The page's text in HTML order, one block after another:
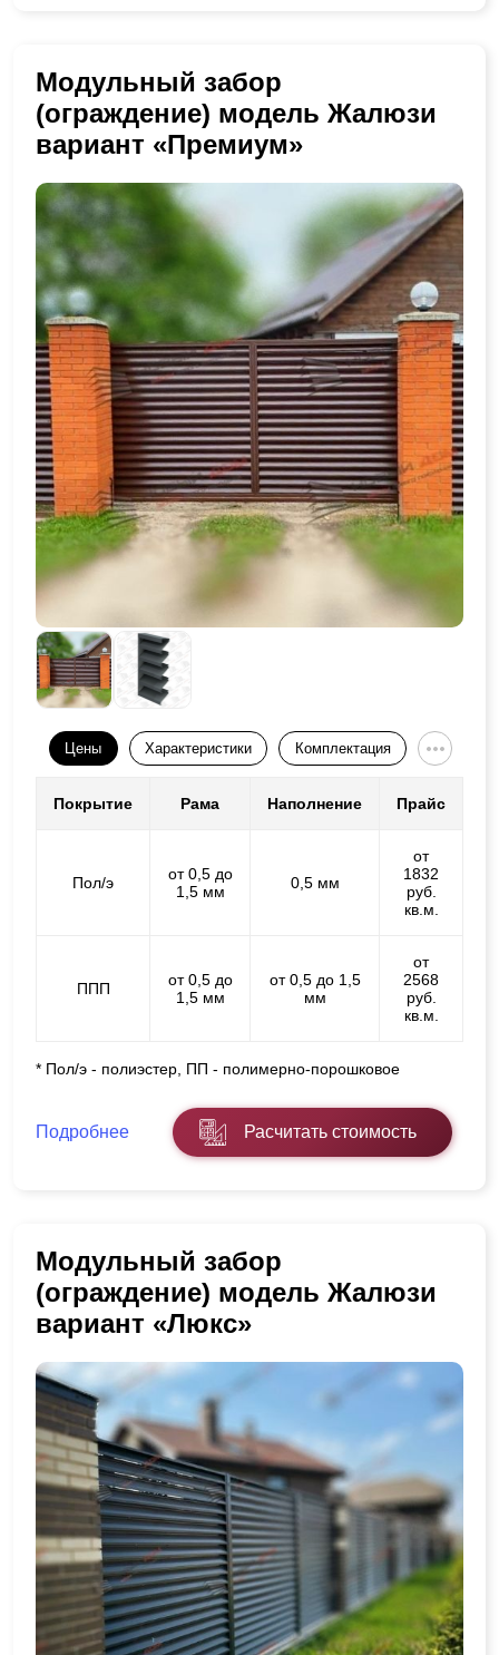
Модульный забор
(ограждение) модель Жалюзи
вариант «Премиум»
Цены Характеристики Комплектация
Покрытие Рама Наполнение Прайс
Пол/э
от 0,5 до
1,5 мм
0,5 мм
от
1832
руб.
кв.м.
ППП
от 0,5 до
1,5 мм
от 0,5 до 1,5
мм
от
2568
руб.
кв.м.
* Пол/э - полиэстер, ПП - полимерно-порошковое
Подробнее Расчитать стоимость
Модульный забор
(ограждение) модель Жалюзи
вариант «Люкс»